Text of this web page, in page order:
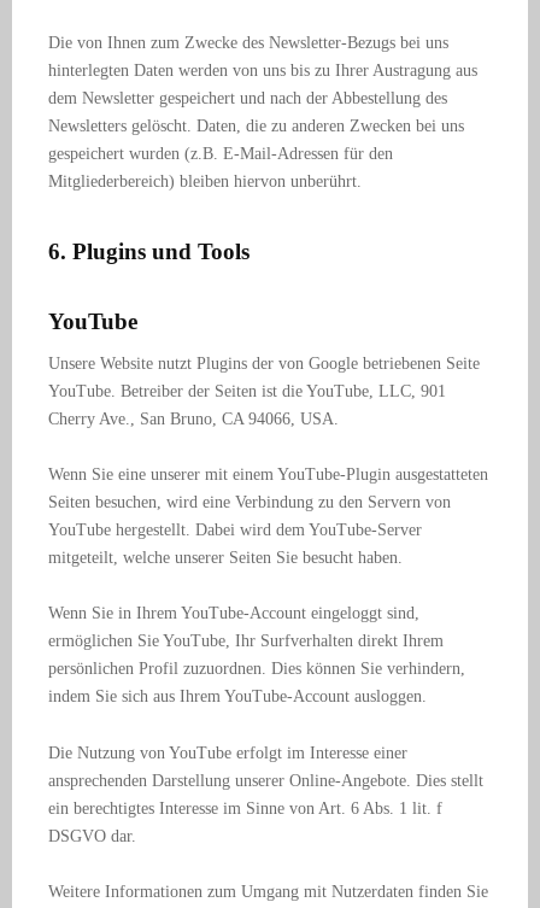
Die von Ihnen zum Zwecke des Newsletter-Bezugs bei uns
hinterlegten Daten werden von uns bis zu Ihrer Austragung aus
dem Newsletter gespeichert und nach der Abbestellung des
Newsletters gelöscht. Daten, die zu anderen Zwecken bei uns
gespeichert wurden (z.B. E-Mail-Adressen für den
Mitgliederbereich) bleiben hiervon unberührt.
6. Plugins und Tools
YouTube
Unsere Website nutzt Plugins der von Google betriebenen Seite
YouTube. Betreiber der Seiten ist die YouTube, LLC, 901
Cherry Ave., San Bruno, CA 94066, USA.
Wenn Sie eine unserer mit einem YouTube-Plugin ausgestatteten
Seiten besuchen, wird eine Verbindung zu den Servern von
YouTube hergestellt. Dabei wird dem YouTube-Server
mitgeteilt, welche unserer Seiten Sie besucht haben.
Wenn Sie in Ihrem YouTube-Account eingeloggt sind,
ermöglichen Sie YouTube, Ihr Surfverhalten direkt Ihrem
persönlichen Profil zuzuordnen. Dies können Sie verhindern,
indem Sie sich aus Ihrem YouTube-Account ausloggen.
Die Nutzung von YouTube erfolgt im Interesse einer
ansprechenden Darstellung unserer Online-Angebote. Dies stellt
ein berechtigtes Interesse im Sinne von Art. 6 Abs. 1 lit. f
DSGVO dar.
Weitere Informationen zum Umgang mit Nutzerdaten finden Sie